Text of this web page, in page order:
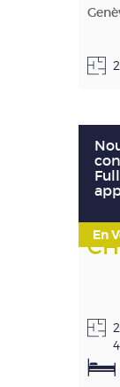
En